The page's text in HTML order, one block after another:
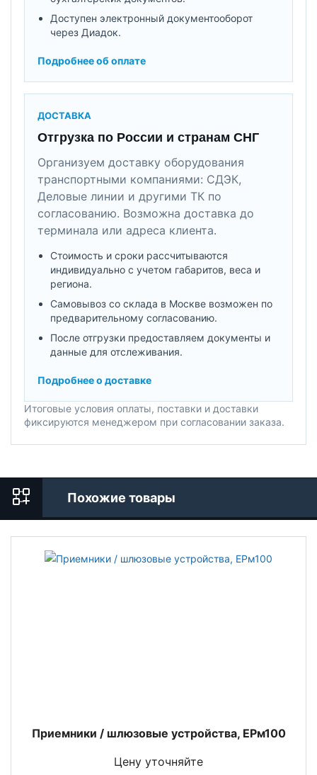
Доступен электронный документооборот
через Диадок.
Подробнее об оплате
ДОСТАВКА
Отгрузка по России и странам СНГ
Организуем доставку оборудования
транспортными компаниями: СДЭК,
Деловые линии и другими ТК по
согласованию. Возможна доставка до
терминала или адреса клиента.
Стоимость и сроки рассчитываются
индивидуально с учетом габаритов, веса и
региона.
Самовывоз со склада в Москве возможен по
предварительному согласованию.
После отгрузки предоставляем документы и
данные для отслеживания.
Подробнее о доставке
Итоговые условия оплаты, поставки и доставки
фиксируются менеджером при согласовании заказа.
Похожие товары
Приемники / шлюзовые устройства, EPм100
Цену уточняйте